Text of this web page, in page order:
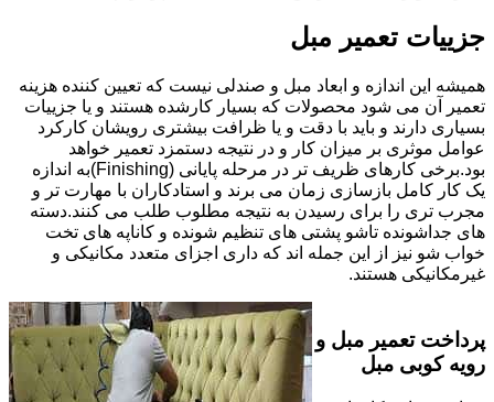
جزییات تعمیر مبل
همیشه این اندازه و ابعاد مبل و صندلی نیست که تعیین کننده هزینه
تعمیر آن می شود محصولات که بسیار کارشده هستند و یا جزییات
بسیاری دارند و باید با دقت و یا ظرافت بیشتری رویشان کارکرد
عوامل موثری بر میزان کار و در نتیجه دستمزد تعمیر خواهد
بود.برخی کارهای ظریف تر در مرحله پایانی (Finishing)به اندازه
یک کار کامل بازسازی زمان می برند و استادکاران با مهارت تر و
مجرب تری را برای رسیدن به نتیجه مطلوب طلب می کنند.دسته
های جداشونده تاشو پشتی های تنظیم شونده و کاناپه های تخت
خواب شو نیز از این جمله اند که داری اجزای متعدد مکانیکی و
غیرمکانیکی هستند.
پرداخت تعمیر مبل و
رویه کوبی مبل